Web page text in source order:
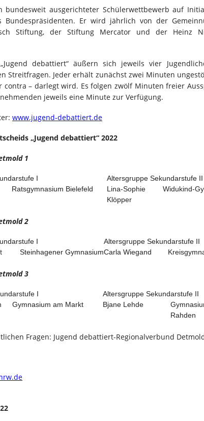
bundesweit ausgerichteter Schülerwettbewerb auf
Bundespräsidenten. Er wird jährlich von der
Stiftung, der Stiftung Mercator und der Heinz
debattiert“ äußern sich jeweils vier
Streitfragen. Jeder erhält zunächst zwei Minuten
contra – darlegt wird. Es folgen zwölf Minuten freier
jeweils eine Minute zur Verfügung.
www.jugend-debattiert.de
„Jugend debattiert“ 2022
1
I
Altersgruppe Sekundarstufe II
Ratsgymnasium Bielefeld
Lina-Sophie
Klöpper
Widukind-
2
I
Altersgruppe Sekundarstufe II
Steinhagener GymnasiumCarla Wiegand
3
I
Altersgruppe Sekundarstufe II
Gymnasium am Markt Bjane Lehde
Rahden
Fragen: Jugend debattiert-Regionalverbund